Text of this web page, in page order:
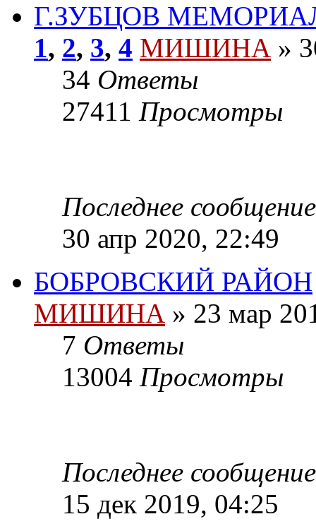
Г.ЗУБЦОВ
1, 2, 3, 4 МИШИНА »
34 Ответы
27411 Просмотры
Последнее
30 апр 2020, 22:49
БОБРОВСКИЙ РАЙОН
МИШИНА » 23 мар
7 Ответы
13004 Просмотры
Последнее
15 дек 2019, 04:25